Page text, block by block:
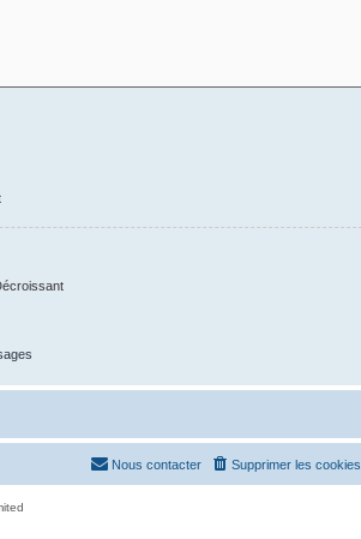
Supprimer les cookies
Nous contacter